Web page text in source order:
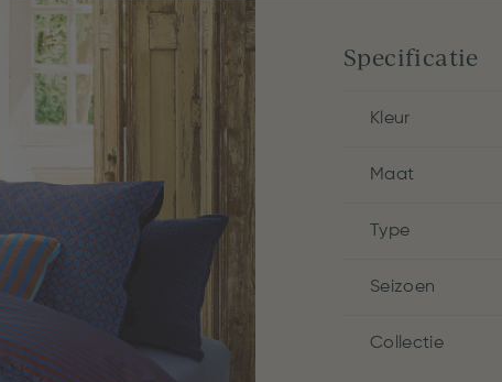
Specificatie
Kleur
Maat
Type
Seizoen
Collectie